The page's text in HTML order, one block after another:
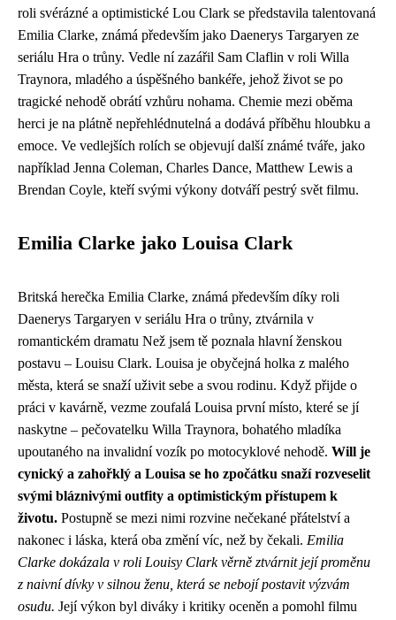
roli svérázné a optimistické Lou Clark se představila talentovaná
Emilia Clarke, známá především jako Daenerys Targaryen ze
seriálu Hra o trůny. Vedle ní zazářil Sam Claflin v roli Willa
Traynora, mladého a úspěšného bankéře, jehož život se po
tragické nehodě obrátí vzhůru nohama. Chemie mezi oběma
herci je na plátně nepřehlédnutelná a dodává příběhu hloubku a
emoce. Ve vedlejších rolích se objevují další známé tváře, jako
například Jenna Coleman, Charles Dance, Matthew Lewis a
Brendan Coyle, kteří svými výkony dotváří pestrý svět filmu.
Emilia Clarke jako Louisa Clark
Britská herečka Emilia Clarke, známá především díky roli
Daenerys Targaryen v seriálu Hra o trůny, ztvárnila v
romantickém dramatu Než jsem tě poznala hlavní ženskou
postavu – Louisu Clark. Louisa je obyčejná holka z malého
města, která se snaží uživit sebe a svou rodinu. Když přijde o
práci v kavárně, vezme zoufalá Louisa první místo, které se jí
naskytne – pečovatelku Willa Traynora, bohatého mladíka
upoutaného na invalidní vozík po motocyklové nehodě. Will je
cynický a zahořklý a Louisa se ho zpočátku snaží rozveselit
svými bláznivými outfity a optimistickým přístupem k
životu. Postupně se mezi nimi rozvine nečekané přátelství a
nakonec i láska, která oba změní víc, než by čekali. Emilia
Clarke dokázala v roli Louisy Clark věrně ztvárnit její proměnu
z naivní dívky v silnou ženu, která se nebojí postavit výzvám
osudu. Její výkon byl diváky i kritiky oceněn a pomohl filmu